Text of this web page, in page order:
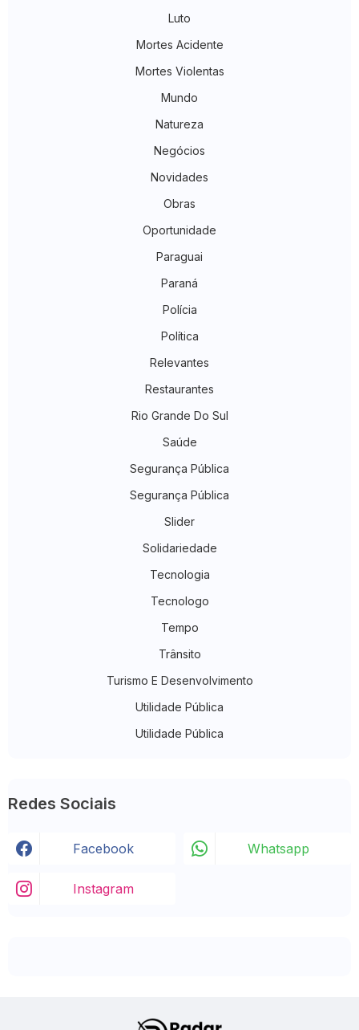
Luto
Mortes Acidente
Mortes Violentas
Mundo
Natureza
Negócios
Novidades
Obras
Oportunidade
Paraguai
Paraná
Polícia
Política
Relevantes
Restaurantes
Rio Grande Do Sul
Saúde
Segurança Pública
Segurança Pública
Slider
Solidariedade
Tecnologia
Tecnologo
Tempo
Trânsito
Turismo E Desenvolvimento
Utilidade Pública
Utilidade Pública
Redes Sociais
Facebook Whatsapp
Instagram